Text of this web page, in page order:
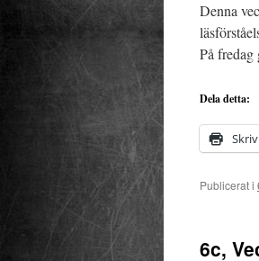
Denna
På
Dela detta:
Publicerat i
6c,